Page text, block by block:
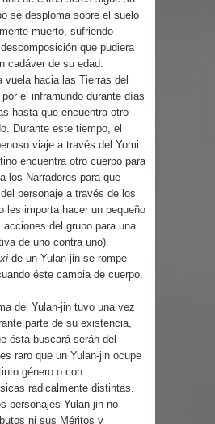
se desploma sobre el suelo
muerto, sufriendo
que pudiera
cadáver de su edad.
vuela hacia las Tierras del
el inframundo durante días
hasta que encuentra otro
Durante este tiempo, el
viaje a través del Yomi
encuentra otro cuerpo para
los Narradores para que
personaje a través de los
les importa hacer un pequeño
del grupo para una
de uno contra uno).
de un Yulan-jin se rompe
éste cambia de cuerpo.
del Yulan-jin tuvo una vez
parte de su existencia,
ésta buscará serán del
raro que un Yulan-jin ocupe
género o con
radicalmente distintas.
personajes Yulan-jin no
ni sus Méritos y